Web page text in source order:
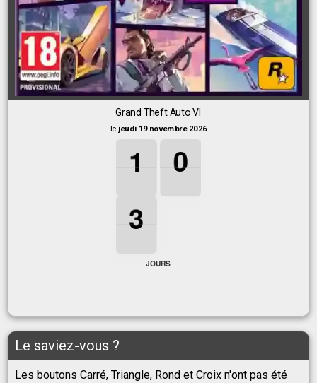
Grand Theft Auto VI
le jeudi 19 novembre 2026
1
1
1
1 0
0
0
0
3
3
3
3
JOURS
Le saviez-vous ?
Les boutons Carré, Triangle, Rond et Croix n'ont pas été